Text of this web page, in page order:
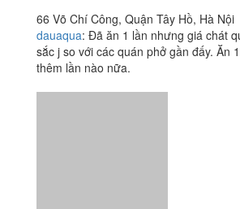
66 Võ Chí Công, Quận Tây Hồ, Hà Nội
dauaqua: Đã ăn 1 lần nhưng giá chát
sắc j so với các quán phở gần đấy. Ăn
thêm lần nào nữa.